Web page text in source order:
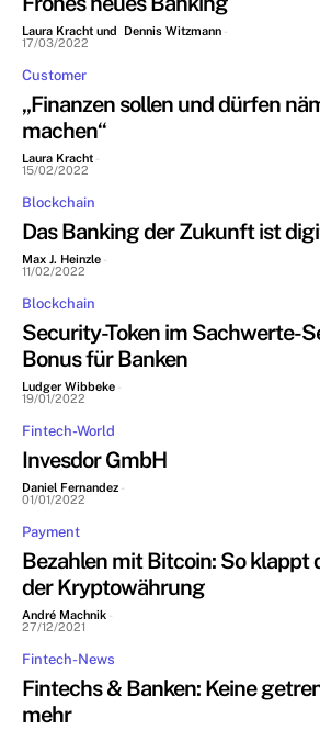
Laura Kracht und Dennis Witzmann -
17/03/2022
Customer
„Finanzen sollen und dürfen
machen“
Laura Kracht -
15/02/2022
Blockchain
Das Banking der Zukunft ist
Max J. Heinzle -
11/02/2022
Blockchain
Security-Token im Sachwerte-
Bonus für Banken
Ludger Wibbeke -
19/01/2022
Fintech-World
Invesdor GmbH
Daniel Fernandez -
01/01/2022
Payment
Bezahlen mit Bitcoin: So klappt
der Kryptowährung
André Machnik -
27/12/2021
Fintech-News
Fintechs & Banken: Keine
mehr